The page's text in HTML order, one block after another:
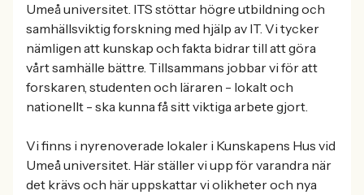
Umeå universitet. ITS stöttar högre utbildning och
samhällsviktig forskning med hjälp av IT. Vi tycker
nämligen att kunskap och fakta bidrar till att göra
vårt samhälle bättre. Tillsammans jobbar vi för att
forskaren, studenten och läraren - lokalt och
nationellt - ska kunna få sitt viktiga arbete gjort.
Vi finns i nyrenoverade lokaler i Kunskapens Hus vid
Umeå universitet. Här ställer vi upp för varandra när
det krävs och här uppskattar vi olikheter och nya